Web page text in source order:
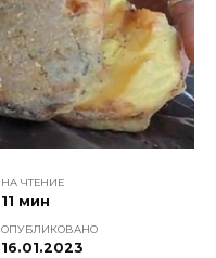
НА ЧТЕНИЕ
11 мин
ОПУБЛИКОВАНО
16.01.2023